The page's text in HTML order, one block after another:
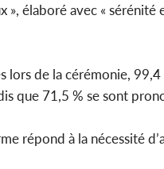
élaboré avec « sérénité
lors de la cérémonie,
que 71,5 % se sont
répond à la nécessité